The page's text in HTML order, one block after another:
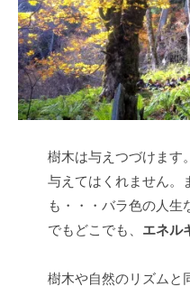
樹木は与えつづけます
与えてはくれません。
も・・・バラ色の人生
でもどこでも、 エネル
樹木や自然のリズムと